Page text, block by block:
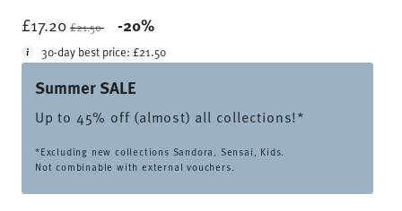
£17.20 Price reduced from
£21.50 -20%
30-day best price:£21.50
Summer SALE
Up to 45% off (almost) all collections!*
*Excluding new collections Sandora, Sensai, Kids.
Not combinable with external vouchers.